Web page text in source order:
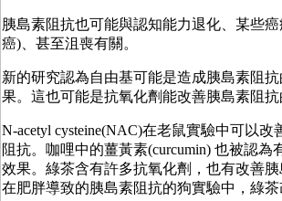
胰島素阻抗也可能與認知能力退化、某些
癌)、甚至沮喪有關。
新的研究認為自由基可能是造成胰島素阻
果。這也可能是抗氧化劑能改善胰島素阻抗
N-acetyl cysteine(NAC)在老鼠實驗中可以
阻抗。咖哩中的薑黃素(curcumin) 也被認為
效果。綠茶含有許多抗氧化劑，也有改善胰
在肥胖導致的胰島素阻抗的狗實驗中，綠